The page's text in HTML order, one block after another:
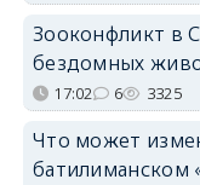
Зооконфликт в
бездомных
17:02 6 3325
Что может
батилиманском